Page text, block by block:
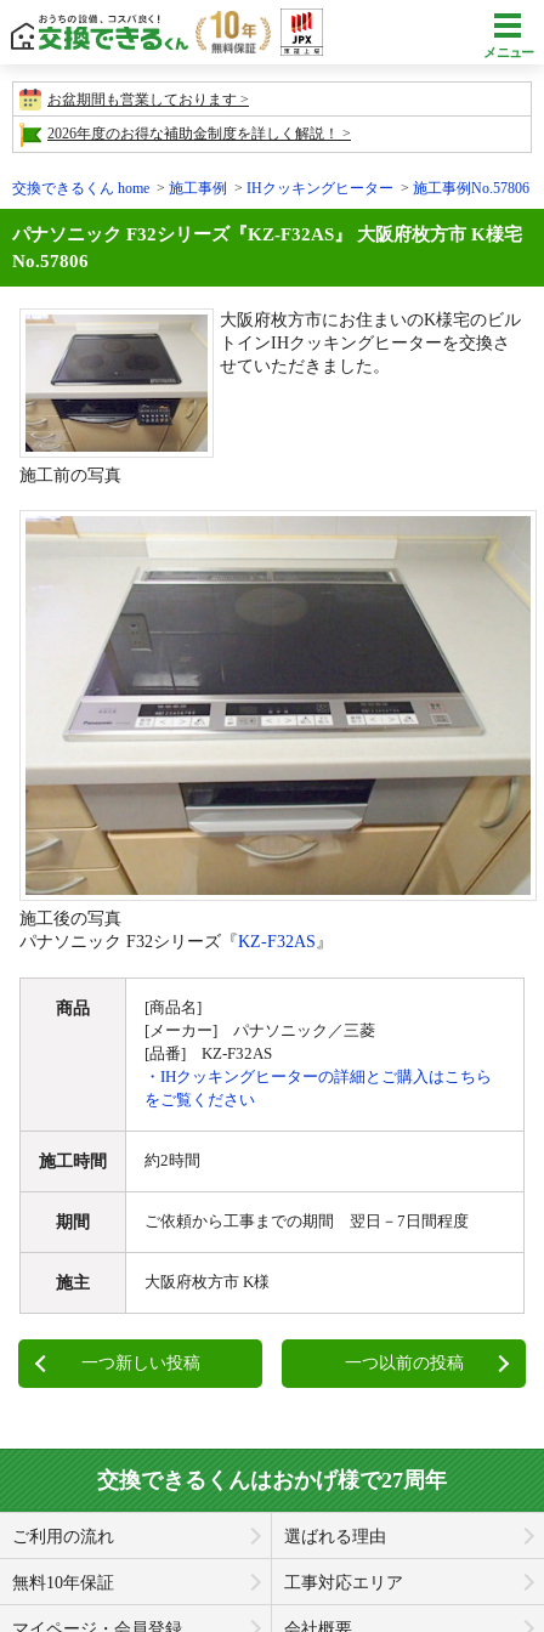
メニュー
お盆期間も営業しております
2026年度のお得な補助金制度を詳しく解説！
交換できるくん home 施工事例 IHクッキングヒーター 施工事例No.57806
パナソニック F32シリーズ『KZ-F32AS』 大阪府枚方市 K様宅
No.57806
大阪府枚方市にお住まいのK様宅のビル
トインIHクッキングヒーターを交換さ
せていただきました。
施工前の写真
施工後の写真
パナソニック F32シリーズ『KZ-F32AS 』
商品
[商品名]
[メーカー] パナソニック／三菱
[品番] KZ-F32AS
・IHクッキングヒーターの詳細とご購入はこちら
をご覧ください
施工時間 約2時間
期間 ご依頼から工事までの期間 翌日－7日間程度
施主 大阪府枚方市 K様
一つ新しい投稿 一つ以前の投稿
交換できるくんはおかげ様で27周年
ご利用の流れ 選ばれる理由
無料10年保証 工事対応エリア